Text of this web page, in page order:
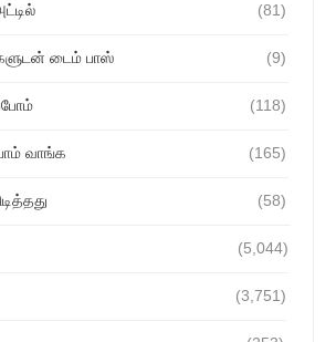
(81)
டைம் பாஸ் (9)
(118)
வாங்க (165)
(58)
(5,044)
(3,751)